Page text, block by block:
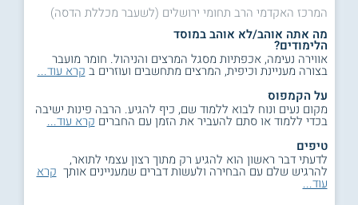
המרכז האקדמי הרב תחומי ירושלים (לשעבר מכללת הדסה)
מה אתה אוהב/לא אוהב במוסד
הלימודים?
אווירה נעימה, אכפתיות מסגל המרצים והניהול. חומר מועבר
בצורה מעניינת וכיפית, המרצים מתחשבים ועוזרים ב קרא עוד...
על הקמפוס
מקום נעים ונוח לבוא ללמוד שם, כיף להגיע. הרבה פינות ישיבה
בכדי ללמוד או סתם להעביר את הזמן עם החברים קרא עוד...
טיפים
לדעתי דבר ראשון הוא להגיע רק מתוך רצון עצמי לתואר,
להרגיש שלם עם הבחירה ולעשות דברים שמעניינים אותך קרא
עוד...